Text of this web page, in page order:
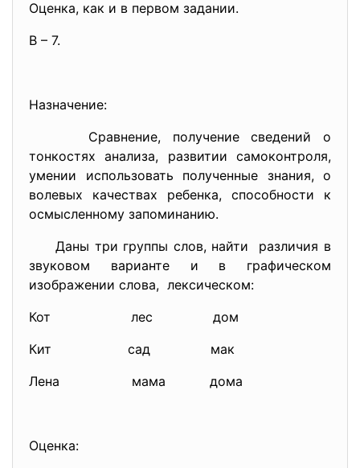
Оценка, как и в первом задании.
В – 7.
Назначение:
Сравнение, получение сведений о
тонкостях анализа, развитии самоконтроля,
умении использовать полученные знания, о
волевых качествах ребенка, способности к
осмысленному запоминанию.
Даны три группы слов, найти различия в
звуковом варианте и в графическом
изображении слова, лексическом:
Кот лес дом
Кит сад мак
Лена мама дома
Оценка: